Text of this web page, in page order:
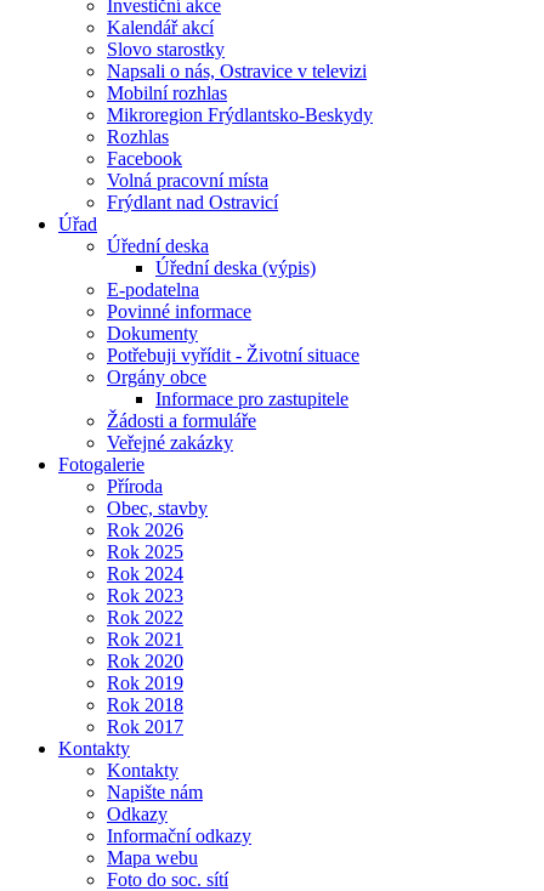
Investiční akce
Kalendář akcí
Slovo starostky
Napsali o nás, Ostravice v televizi
Mobilní rozhlas
Mikroregion Frýdlantsko-Beskydy
Rozhlas
Facebook
Volná pracovní místa
Frýdlant nad Ostravicí
Úřad
Úřední deska
Úřední deska (výpis)
E-podatelna
Povinné informace
Dokumenty
Potřebuji vyřídit - Životní situace
Orgány obce
Informace pro zastupitele
Žádosti a formuláře
Veřejné zakázky
Fotogalerie
Příroda
Obec, stavby
Rok 2026
Rok 2025
Rok 2024
Rok 2023
Rok 2022
Rok 2021
Rok 2020
Rok 2019
Rok 2018
Rok 2017
Kontakty
Kontakty
Napište nám
Odkazy
Informační odkazy
Mapa webu
Foto do soc. sítí